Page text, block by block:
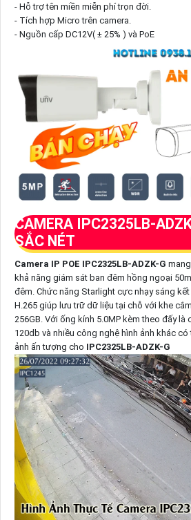
- Hỗ trợ tên miền miễn phí trọn đời.
- Tích hợp Micro trên camera.
- Nguồn cấp DC12V( ± 25% ) và PoE
CAMERA IPC2325LB-
SẮC NÉT
Camera IP POE IPC2325LB-ADZK-G
khả năng giám sát ban đêm hồng ngoại
đêm. Chức năng Starlight cực nhạy sáng
H.265 giúp lưu trữ dữ liệu tại chỗ với khe
256GB. Với ống kính 5.0MP kèm theo đấy
120db và nhiều công nghệ hình ảnh khác
ảnh ấn tượng cho IPC2325LB-ADZK-G